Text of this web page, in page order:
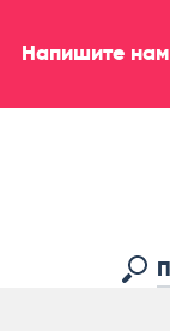
Напишите нам